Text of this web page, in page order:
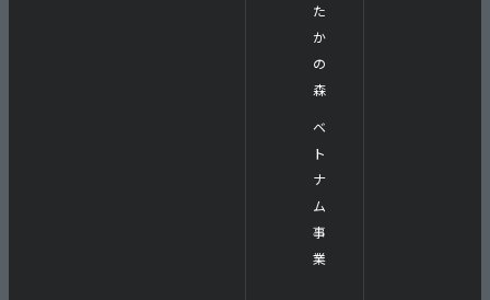
た
か
の
森
ベ
ト
ナ
ム
事
業